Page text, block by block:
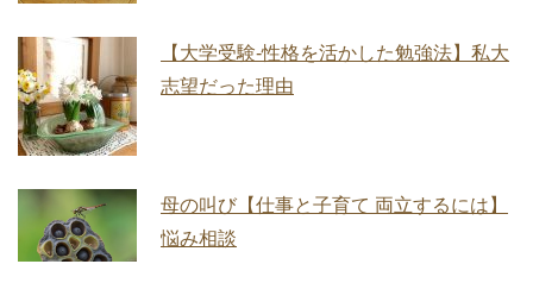
【大学受験‐性格を活かした勉強法】私大
志望だった理由
母の叫び【仕事と子育て 両立するには】
悩み相談